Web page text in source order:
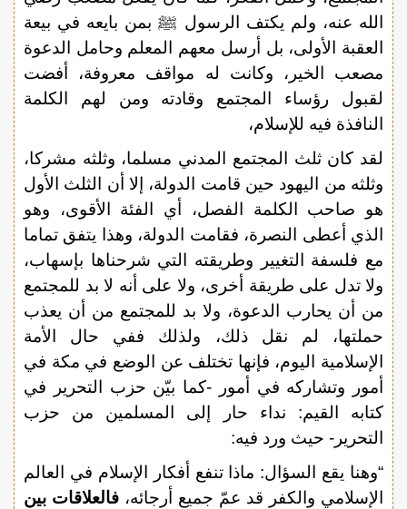
الله عنه، ولم يكتف الرسول ﷺ بمن بايعه في بيعة
العقبة الأولى، بل أرسل معهم المعلم وحامل الدعوة
مصعب الخير، وكانت له مواقف معروفة، أفضت
لقبول رؤساء المجتمع وقادته ومن لهم الكلمة
النافذة فيه للإسلام،
لقد كان ثلث المجتمع المدني مسلما، وثلثه مشركا،
وثلثه من اليهود حين قامت الدولة، إلا أن الثلث الأول
هو صاحب الكلمة الفصل، أي الفئة الأقوى، وهو
الذي أعطى النصرة، فقامت الدولة، وهذا يتفق تماما
مع فلسفة التغيير وطريقته التي شرحناها بإسهاب،
ولا تدل على طريقة أخرى، ولا على أنه لا بد للمجتمع
من أن يحارب الدعوة، ولا بد للمجتمع من أن يعذب
حملتها، لم نقل ذلك، ولذلك ففي حال الأمة
الإسلامية اليوم، فإنها تختلف عن الوضع في مكة في
أمور وتشاركه في أمور -كما بيّن حزب التحرير في
كتابه القيم: نداء حار إلى المسلمين من حزب
التحرير- حيث ورد فيه:
“وهنا يقع السؤال: ماذا تنفع أفكار الإسلام في العالم
الإسلامي والكفر قد عمّ جميع أرجائه، فالعلاقات بين